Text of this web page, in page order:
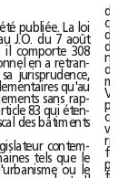
u cœur de l'été, la loi Macron a été publiée. La loi
n°2015-990 du 6août 2015 figure au J.O. du 7août
2015. C'est un texte très abondant: il comporte 308
articles, même si le Conseil constitutionnel en a retran-
ché quelques-uns, faisant usage de sa jurisprudence,
bien établie, qui interdit tant aux parlementaires qu'au
Gouvernement de présenter des amendements sans rap-
port avec le texte initial. C'est ainsi que l'article 83 qui éten-
dait le champ d'application du régime fiscal des bâtiments
C'est un texte fidèle à la méthode du législateur contem-
porain qui embrasse de nombreux domaines tels que le
droit de la consommation, le droit de l'urbanisme ou le